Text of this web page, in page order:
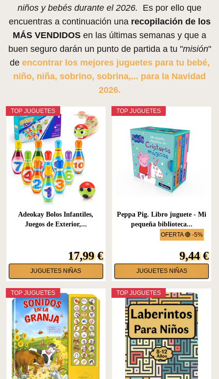
niños y bebés durante el 2026. Es por ello que
encuentras a continuación una recopilación de los
MÁS VENDIDOS en las últimas semanas y que a
buen seguro darán un punto de partida a tu "misión"
de encontrar los mejores juguetes para tu bebé,
niño, niña, sobrino, sobrina,... para la Navidad
2026.
TOP JUGUETES
Adeokay Bolos Infantiles,
Juegos de Exterior,...
17,99 €
JUGUETES NIÑAS
OFERTA 🔴 -5%
TOP JUGUETES
Peppa Pig. Libro juguete - Mi
pequeña biblioteca...
9,44 €
JUGUETES NIÑAS
TOP JUGUETES TOP JUGUETES